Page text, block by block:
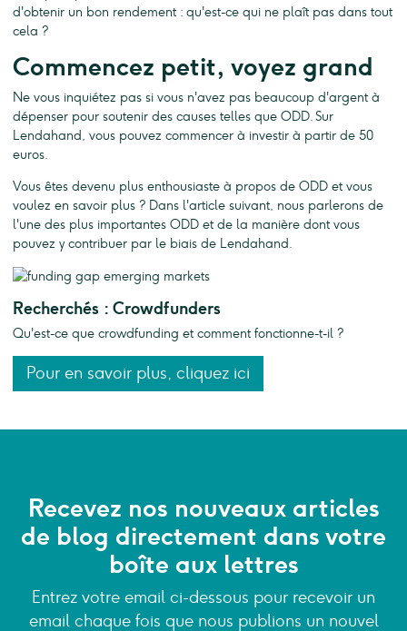
d'obtenir un bon rendement : qu'est-ce qui ne plaît pas dans tout
cela ?
Commencez petit, voyez grand
Ne vous inquiétez pas si vous n'avez pas beaucoup d'argent à
dépenser pour soutenir des causes telles que ODD. Sur
Lendahand, vous pouvez commencer à investir à partir de 50
euros.
Vous êtes devenu plus enthousiaste à propos de ODD et vous
voulez en savoir plus ? Dans l'article suivant, nous parlerons de
l'une des plus importantes ODD et de la manière dont vous
pouvez y contribuer par le biais de Lendahand.
Recherchés : Crowdfunders
Qu'est-ce que crowdfunding et comment fonctionne-t-il ?
Pour en savoir plus, cliquez ici
Recevez nos nouveaux articles
de blog directement dans votre
boîte aux lettres
Entrez votre email ci-dessous pour recevoir un
email chaque fois que nous publions un nouvel